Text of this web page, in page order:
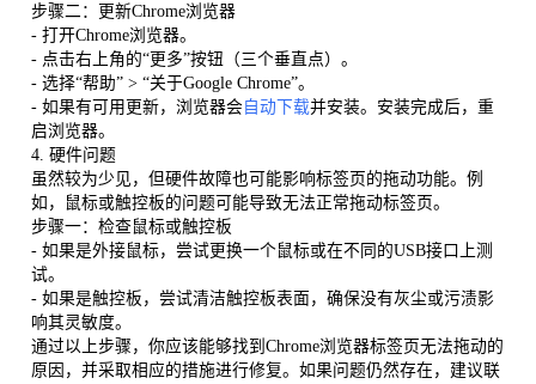
步骤二：更新Chrome浏览器
- 打开Chrome浏览器。
- 点击右上角的“更多”按钮（三个垂直点）。
- 选择“帮助” > “关于Google Chrome”。
- 如果有可用更新，浏览器会 自动下载并安装。安装完成后，重
启浏览器。
4. 硬件问题
虽然较为少见，但硬件故障也可能影响标签页的拖动功能。例
如，鼠标或触控板的问题可能导致无法正常拖动标签页。
步骤一：检查鼠标或触控板
- 如果是外接鼠标，尝试更换一个鼠标或在不同的USB接口上测
试。
- 如果是触控板，尝试清洁触控板表面，确保没有灰尘或污渍影
响其灵敏度。
通过以上步骤，你应该能够找到Chrome浏览器标签页无法拖动的
原因，并采取相应的措施进行修复。如果问题仍然存在，建议联